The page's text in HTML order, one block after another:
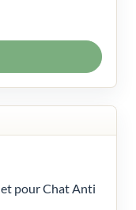
pour Chat Anti